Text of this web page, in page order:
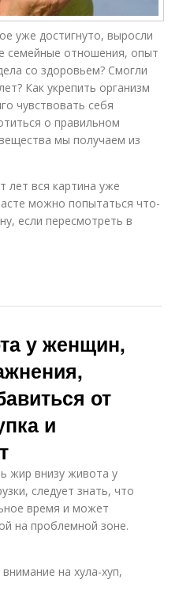
уже достигнуто, выросли
семейные отношения, опыт
со здоровьем? Смогли
Как укрепить организм
чувствовать себя
о правильном
мы получаем из
лет вся картина уже
можно попытаться что-
если пересмотреть в
у женщин,
от
и
жир внизу живота у
следует знать, что
время и может
на проблемной зоне.
на хула-хуп,